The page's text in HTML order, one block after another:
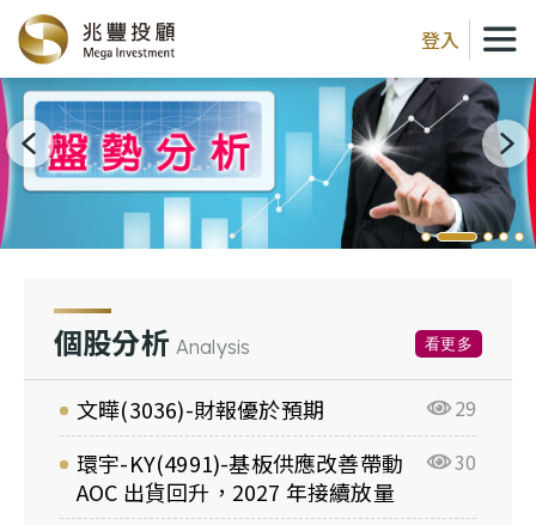
登入
個股分析 Analysis 看更多
文曄(3036)-財報優於預期 29
環宇-KY(4991)-基板供應改善帶動
AOC 出貨回升，2027 年接續放量
30